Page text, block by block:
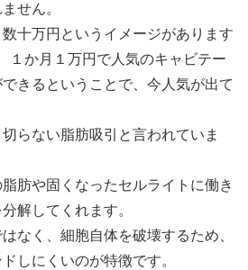
せん。
十万円というイメージがあります
１か月１万円で人気のキャビテー
きるということで、今人気が出て
らない脂肪吸引と言われていま
肪や固くなったセルライトに働き
解してくれます。
なく、細胞自体を破壊するため、
しにくいのが特徴です。